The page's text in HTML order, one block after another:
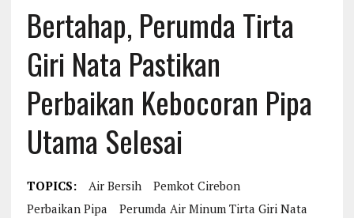
Bertahap, Perumda Tirta
Giri Nata Pastikan
Perbaikan Kebocoran Pipa
Utama Selesai
TOPICS: Air Bersih
Pemkot Cirebon
Perbaikan Pipa
Perumda Air Minum Tirta Giri Nata